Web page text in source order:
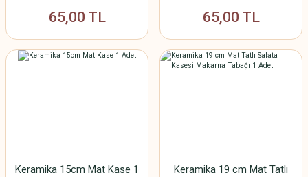
65,00 TL 65,00 TL
Keramika 15cm Mat Kase 1
Keramika 19 cm Mat Tatlı